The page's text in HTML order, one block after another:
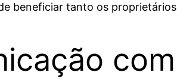
beneficiar tanto os